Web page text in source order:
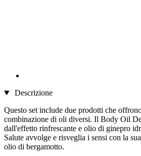
Descrizione
Questo set include due prodotti che
combinazione di oli diversi. Il Body Oil
dall'effetto rinfrescante e olio di ginepro
Salute avvolge e risveglia i sensi con la
olio di bergamotto.